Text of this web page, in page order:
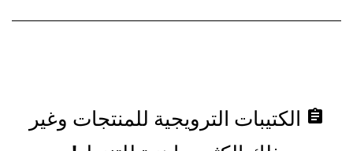
assignment الكتيبات الترويجية للمنتجات وغير